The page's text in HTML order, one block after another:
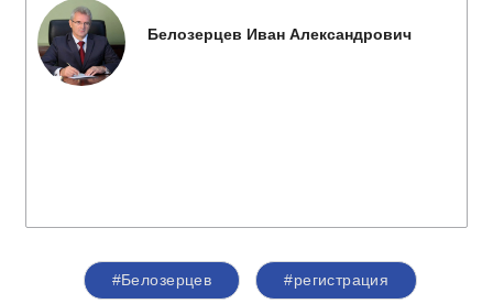
Белозерцев Иван Александрович
#Белозерцев #регистрация